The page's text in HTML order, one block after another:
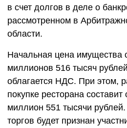
в счет долгов в деле о
рассмотренном в
области.
Начальная цена имущества
миллионов 516 тысяч
облагается НДС. При этом,
покупке ресторана составит
миллион 551 тысячи
торгов будет признан